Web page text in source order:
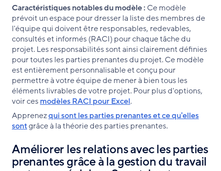
Caractéristiques notables du modèle : Ce modèle
prévoit un espace pour dresser la liste des membres de
l'équipe qui doivent être responsables, redevables,
consultés et informés (RACI) pour chaque tâche du
projet. Les responsabilités sont ainsi clairement définies
pour toutes les parties prenantes du projet. Ce modèle
est entièrement personnalisable et conçu pour
permettre à votre équipe de mener à bien tous les
éléments livrables de votre projet. Pour plus d'options,
voir ces modèles RACI pour Excel.
Apprenezqui sont les parties prenantes et ce qu'elles
sontgrâce à la théorie des parties prenantes.
Améliorer les relations avec les parties
prenantes grâce à la gestion du travail